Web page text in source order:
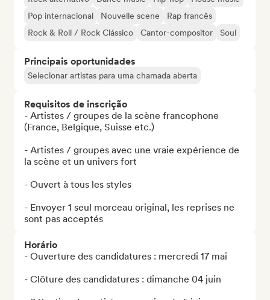
Pop internacional
Nouvelle scene
Rap francês
Rock & Roll / Rock Clássico
Cantor-compositor Soul
Principais oportunidades
Selecionar artistas para uma chamada aberta
Requisitos de inscrição
- Artistes / groupes de la scène francophone
(France, Belgique, Suisse etc.)
- Artistes / groupes avec une vraie expérience de
la scène et un univers fort
- Ouvert à tous les styles
- Envoyer 1 seul morceau original, les reprises ne
sont pas acceptés
Horário
- Ouverture des candidatures : mercredi 17 mai
- Clôture des candidatures : dimanche 04 juin